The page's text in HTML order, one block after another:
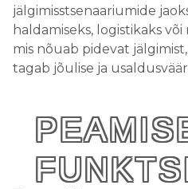
jälgimisstsenaariumide
haldamiseks, logistikaks
mis nõuab pidevat
tagab jõulise ja